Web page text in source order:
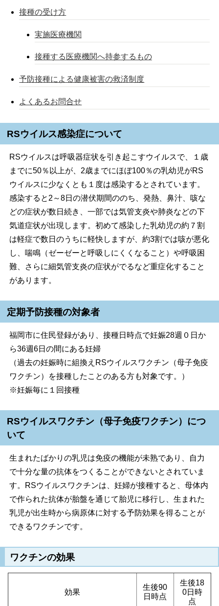
接種の受け方
実施医療機関
接種する医療機関へ持参するもの
予防接種による健康被害の救済制度
よくあるお問合せ
RSウイルス感染症について
RSウイルスは呼吸器症状を引き起こすウイルスで、１歳
までに50％以上が、2歳までにほぼ100％の乳幼児がRS
ウイルスに少なくとも１度は感染するとされています。
感染すると2～8日の潜伏期間ののち、発熱、鼻汁、咳な
どの症状が数日続き、一部では気管支炎や肺炎などの下
気道症状が出現します。初めて感染した乳幼児の約７割
は軽症で数日のうちに軽快しますが、約3割では咳が悪化
し、喘鳴（ゼーゼーと呼吸しにくくなること）や呼吸困
難、さらに細気管支炎の症状がでるなど重症化すること
があります。
定期予防接種の対象者
福岡市に住民登録があり、接種日時点で妊娠28週０日か
ら36週6日の間にある妊婦
（過去の妊娠時に組換えRSウイルスワクチン（母子免疫
ワクチン）を接種したことのある方も対象です。）
※妊娠毎に１回接種
RSウイルスワクチン（母子免疫ワクチン）につ
いて
生まれたばかりの乳児は免疫の機能が未熟であり、自力
で十分な量の抗体をつくることができないとされていま
す。RSウイルスワクチンは、妊婦が接種すると、母体内
で作られた抗体が胎盤を通じて胎児に移行し、生まれた
乳児が出生時から病原体に対する予防効果を得ることが
できるワクチンです。
ワクチンの効果
効果
生後90
日時点
生後18
0日時
点